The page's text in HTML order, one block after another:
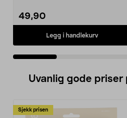
49,90
Legg i handlekurv
Uvanlig gode priser
Sjekk prisen